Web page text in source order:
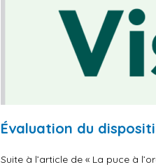
Évaluation du
Suite à l’article de « La puce à